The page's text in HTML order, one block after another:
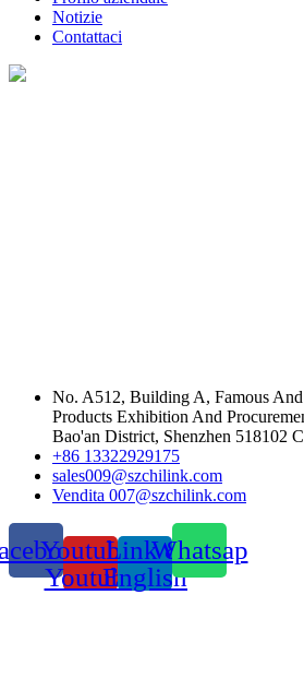
Notizie
Contattaci
No. A512, Building A, Famous
Products Exhibition And
Bao'an District, Shenzhen 518102
+86 13322929175
sales009@szchilink.com
Vendita 007@szchilink.com
Youtube-
Youtube
Link &
English
Whatsap